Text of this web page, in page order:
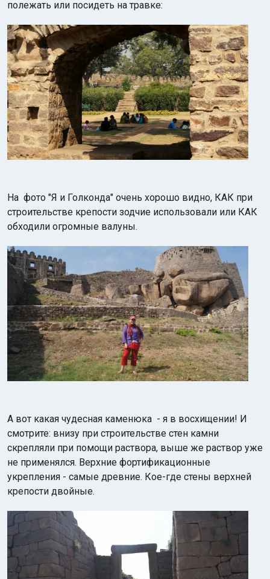
полежать или посидеть на травке:
На фото "Я и Голконда" очень хорошо видно, КАК при
строительстве крепости зодчие использовали или КАК
обходили огромные валуны.
А вот какая чудесная каменюка - я в восхищении! И
смотрите: внизу при строительстве стен камни
скрепляли при помощи раствора, выше же раствор уже
не применялся. Верхние фортификационные
укрепления - самые древние. Кое-где стены верхней
крепости двойные.